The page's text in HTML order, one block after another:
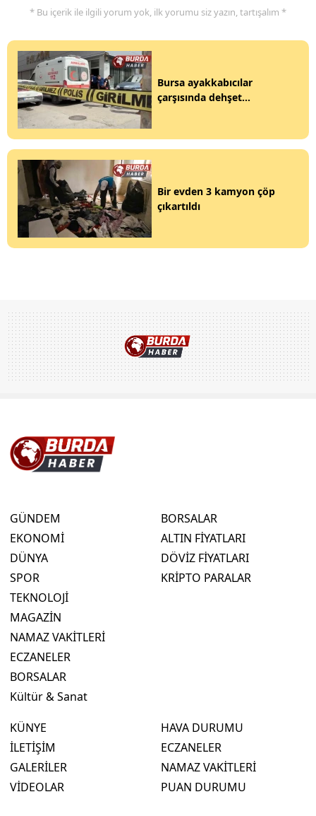
* Bu içerik ile ilgili yorum yok, ilk yorumu siz yazın, tartışalım *
Bursa ayakkabıcılar
çarşısında dehşet...
Bir evden 3 kamyon çöp
çıkartıldı
GÜNDEM
EKONOMİ
DÜNYA
SPOR
TEKNOLOJİ
MAGAZİN
NAMAZ VAKİTLERİ
ECZANELER
BORSALAR
Kültür & Sanat
BORSALAR
ALTIN FİYATLARI
DÖVİZ FİYATLARI
KRİPTO PARALAR
KÜNYE
İLETİŞİM
GALERİLER
VİDEOLAR
HAVA DURUMU
ECZANELER
NAMAZ VAKİTLERİ
PUAN DURUMU